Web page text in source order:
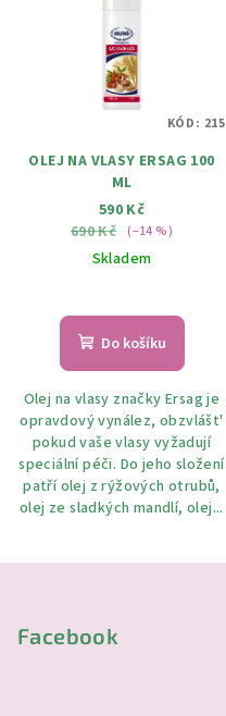
OLEJ NA VLASY ERSAG 100
ML
590 Kč
690 Kč (–14 %)
Skladem
Do košíku
Olej na vlasy značky Ersag je
opravdový vynález, obzvlášt'
pokud vaše vlasy vyžadují
speciální péči. Do jeho složení
patří olej z rýžových otrubů,
olej ze sladkých mandlí, olej...
KÓD: 215
Facebook